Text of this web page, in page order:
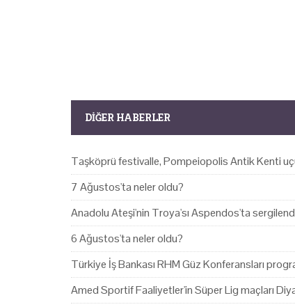
DIĞER HABERLER
Taşköprü festivalle, Pompeiopolis Antik Kenti
7 Ağustos'ta neler oldu?
Anadolu Ateşi'nin Troya'sı Aspendos'ta
6 Ağustos'ta neler oldu?
Türkiye İş Bankası RHM Güz Konferansları
Amed Sportif Faaliyetler'in Süper Lig maçları